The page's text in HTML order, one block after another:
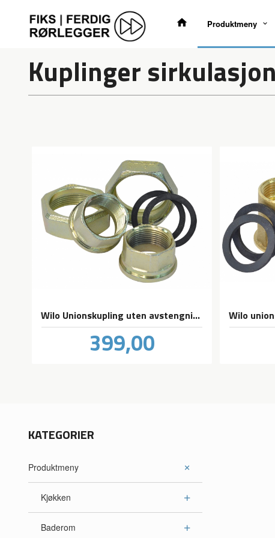
innholdet
Produktmeny
Kuplinger
Wilo Unionskupling uten avstengning for sirkulasjonspumper
Pris
399,00mva.
KATEGORIER
Produktmeny
Kjøkken
Baderom